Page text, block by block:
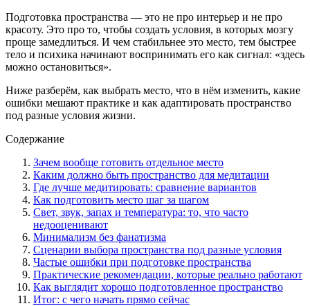
Подготовка пространства — это не про интерьер и не про
красоту. Это про то, чтобы создать условия, в которых мозгу
проще замедлиться. И чем стабильнее это место, тем быстрее
тело и психика начинают воспринимать его как сигнал: «здесь
можно остановиться».
Ниже разберём, как выбрать место, что в нём изменить, какие
ошибки мешают практике и как адаптировать пространство
под разные условия жизни.
Содержание
Зачем вообще готовить отдельное место
Каким должно быть пространство для медитации
Где лучше медитировать: сравнение вариантов
Как подготовить место шаг за шагом
Свет, звук, запах и температура: то, что часто
недооценивают
Минимализм без фанатизма
Сценарии выбора пространства под разные условия
Частые ошибки при подготовке пространства
Практические рекомендации, которые реально работают
Как выглядит хорошо подготовленное пространство
Итог: с чего начать прямо сейчас